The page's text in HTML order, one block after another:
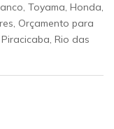
Toyama, Honda,
Orçamento para
Rio das